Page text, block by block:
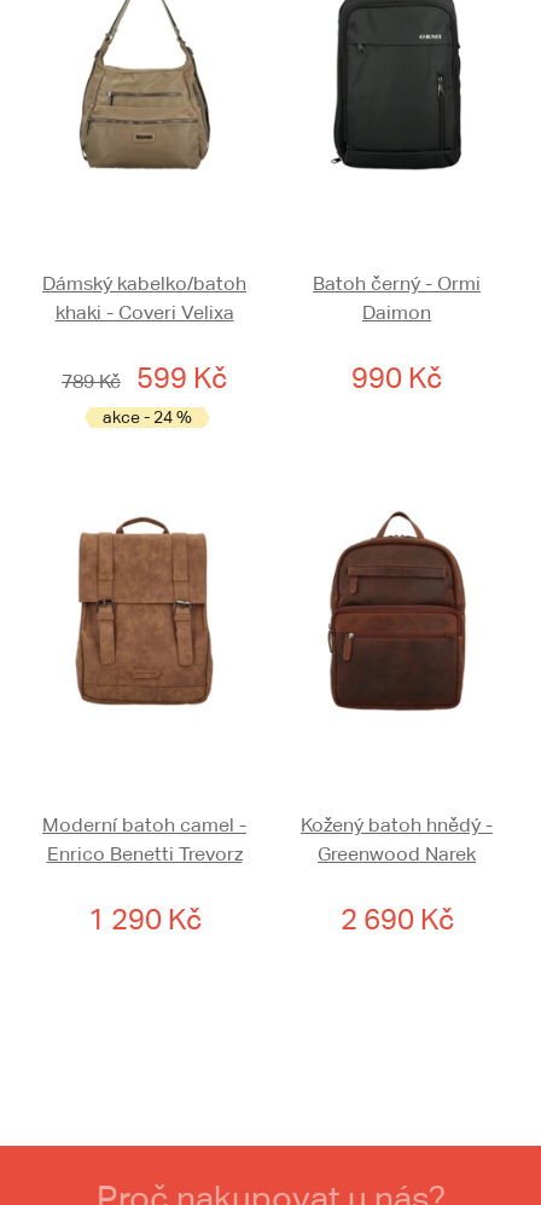
Dámský kabelko/batoh
khaki - Coveri Velixa
789 Kč 599 Kč
akce - 24 %
Batoh černý - Ormi
Daimon
990 Kč
Moderní batoh camel -
Enrico Benetti Trevorz
1 290 Kč
Kožený batoh hnědý -
Greenwood Narek
2 690 Kč